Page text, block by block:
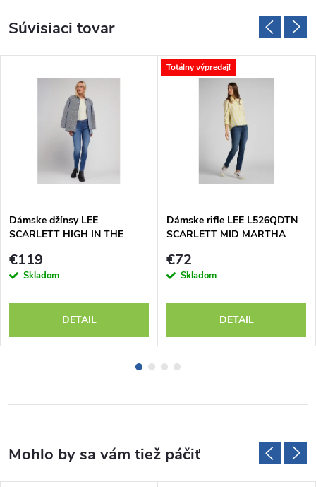
Súvisiaci tovar
Dámske džínsy LEE
SCARLETT HIGH IN THE
€119
Skladom
DETAIL
Totálny výpredaj!
Dámske rifle LEE L526QDTN
SCARLETT MID MARTHA
€72
Skladom
DETAIL